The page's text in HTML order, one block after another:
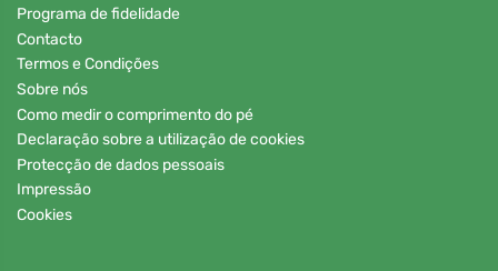
Programa de fidelidade
Contacto
Termos e Condições
Sobre nós
Como medir o comprimento do pé
Declaração sobre a utilização de cookies
Protecção de dados pessoais
Impressão
Cookies